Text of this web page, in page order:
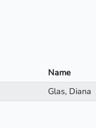
Name
Glas, Diana